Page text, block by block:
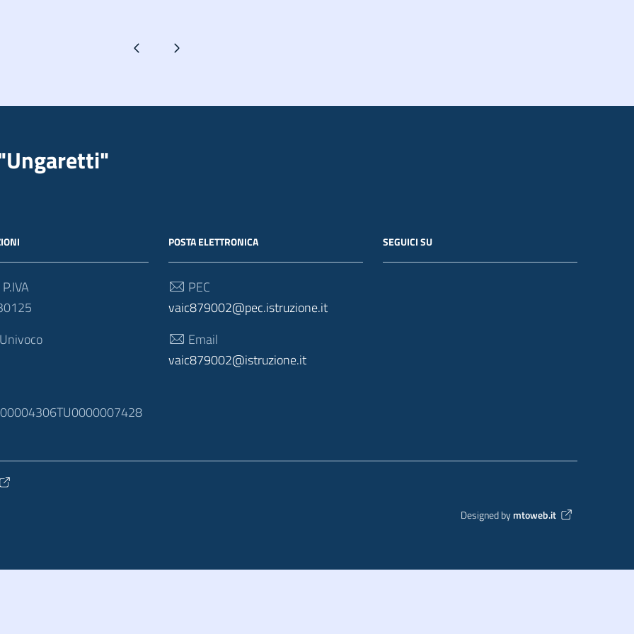
Pagina precedentePagina successiva
POSTA ELETTRONICA
PEC
vaic879002@pec.istruzione.it
Email
vaic879002@istruzione.it
SEGUICI SU
Designed by mtoweb.it